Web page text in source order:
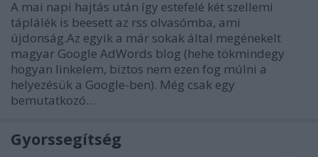
A mai napi hajtás után így estefelé két szellemi
táplálék is beesett az rss olvasómba, ami
újdonság.Az egyik a már sokak által megénekelt
magyar Google AdWords blog (hehe tökmindegy
hogyan linkelem, biztos nem ezen fog múlni a
helyezésük a Google-ben). Még csak egy
bemutatkozó…
Gyorssegítség